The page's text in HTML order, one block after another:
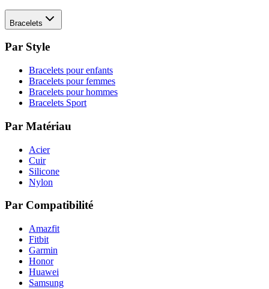
Bracelets
Par Style
Bracelets pour enfants
Bracelets pour femmes
Bracelets pour hommes
Bracelets Sport
Par Matériau
Acier
Cuir
Silicone
Nylon
Par Compatibilité
Amazfit
Fitbit
Garmin
Honor
Huawei
Samsung